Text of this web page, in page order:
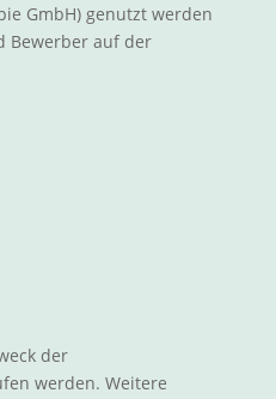
GmbH) genutzt werden
Bewerber auf der
der
werden. Weitere